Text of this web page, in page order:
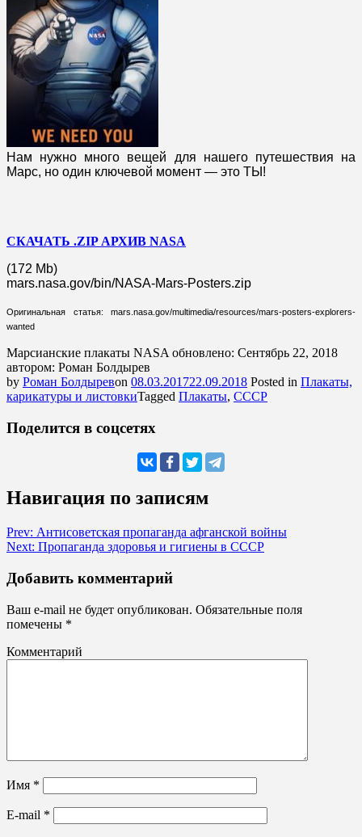
Нам нужно много вещей для нашего путешествия на
Марс, но один ключевой момент — это ТЫ!
СКАЧАТЬ .ZIP АРХИВ NASA
(172 Mb)
mars.nasa.gov/bin/NASA-Mars-Posters.zip
Оригинальная статья: mars.nasa.gov/multimedia/resources/mars-posters-explorers-
wanted
Марсианские плакаты NASA обновлено: Сентябрь 22, 2018
автором: Роман Болдырев
by Роман Болдыревon 08.03.201722.09.2018 Posted in Плакаты,
карикатуры и листовкиTagged Плакаты, СССР
Поделится в соцсетях
Навигация по записям
Prev: Антисоветская пропаганда афганской войны
Next: Пропаганда здоровья и гигиены в СССР
Добавить комментарий
Ваш e-mail не будет опубликован. Обязательные поля
помечены *
Комментарий
Имя *
E-mail *